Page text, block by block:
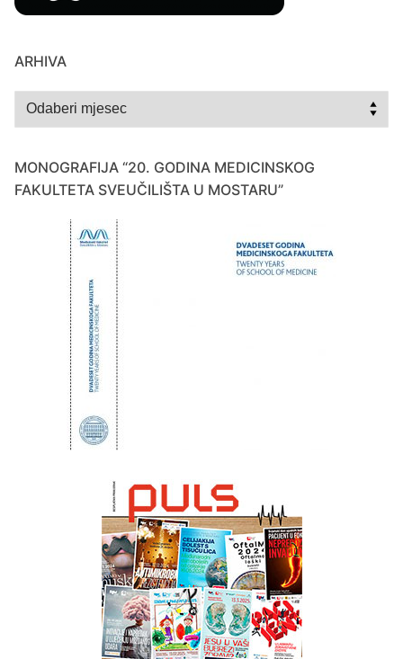
ARHIVA
Arhiva
MONOGRAFIJA “20. GODINA MEDICINSKOG
FAKULTETA SVEUČILIŠTA U MOSTARU”